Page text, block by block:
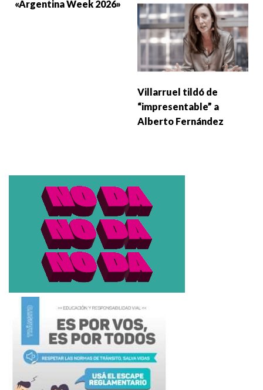
«Argentina Week 2026»
Villarruel tildó de
“impresentable” a
Alberto Fernández